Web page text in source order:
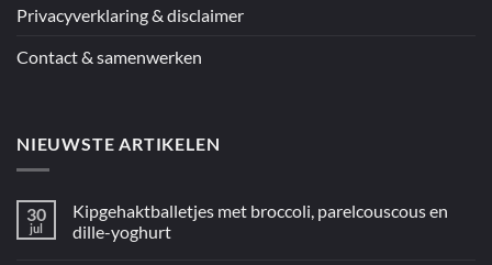
Privacyverklaring & disclaimer
Contact & samenwerken
NIEUWSTE ARTIKELEN
30
jul
Kipgehaktballetjes met broccoli, parelcouscous en
dille-yoghurt